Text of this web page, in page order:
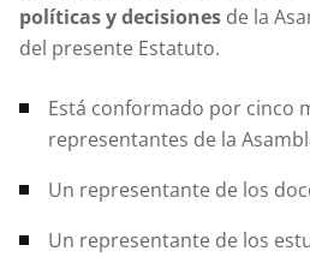
políticas y decisiones de la
del presente Estatuto.
Está conformado por cinco
representantes de la
Un representante de los
Un representante de los